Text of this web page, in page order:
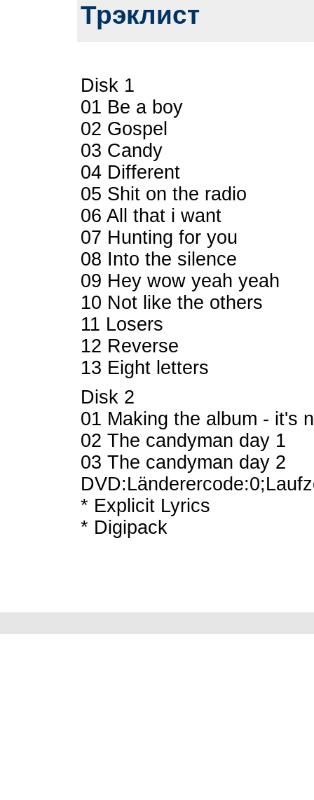
Трэклист
Disk 1
01 Be a boy
02 Gospel
03 Candy
04 Different
05 Shit on the radio
06 All that i want
07 Hunting for you
08 Into the silence
09 Hey wow yeah yeah
10 Not like the others
11 Losers
12 Reverse
13 Eight letters
Disk 2
01 Making the album - it's
02 The candyman day 1
03 The candyman day 2
* Explicit Lyrics
* Digipack